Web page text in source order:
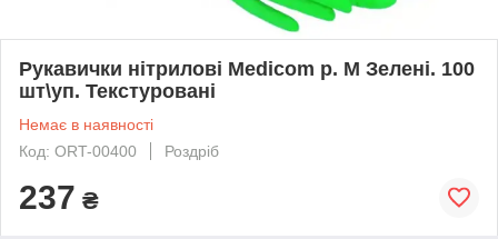
Рукавички нітрилові Medicom р. М Зелені. 100
шт\уп. Текстуровані
Немає в наявності
Код: ORT-00400
Роздріб
237 ₴